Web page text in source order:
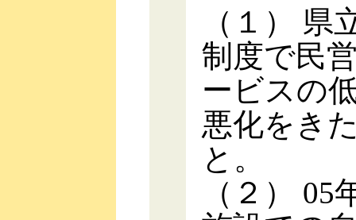
（１） 県
制度で民
ービスの
悪化をき
と。
（２）